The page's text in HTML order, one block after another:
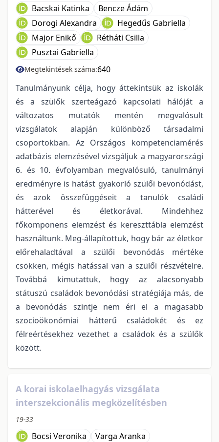
Bacskai Katinka
Bencze Ádám
Dorogi Alexandra
Hegedűs Gabriella
Major Enikő
Rétháti Csilla
Pusztai Gabriella
Megtekintések száma:640
Tanulmányunk célja, hogy áttekintsük az iskolák
és a szülők szerteágazó kapcsolati hálóját a
változatos mutatók mentén megvalósult
vizsgálatok alapján különböző társadalmi
csoportokban. Az Országos kompetenciamérés
adatbázis elemzésével vizsgáljuk a magyarországi
6. és 10. évfolyamban megvalósuló, tanulmányi
eredményre is hatást gyakorló szülői bevonódást,
és azok összefüggéseit a tanulók családi
hátterével és életkorával. Mindehhez
főkomponens elemzést és kereszttábla elemzést
használtunk. Meg-állapítottuk, hogy bár az életkor
előrehaladtával a szülői bevonódás mértéke
csökken, mégis hatással van a szülői részvételre.
Továbbá kimutattuk, hogy az alacsonyabb
státuszú családok bevonódási stratégiája más, de
a bevonódás szintje nem éri el a magasabb
szocioökonómiai hátterű családokét és ez
félreértésekhez vezethet a családok és a szülők
között.
A korai iskolaelhagyás vizsgálata
interszekcionális megközelítésben
19-33
Bocsi Veronika
Varga Aranka